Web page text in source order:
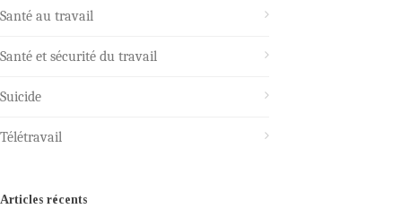
Santé au travail
Santé et sécurité du travail
Suicide
Télétravail
Articles récents